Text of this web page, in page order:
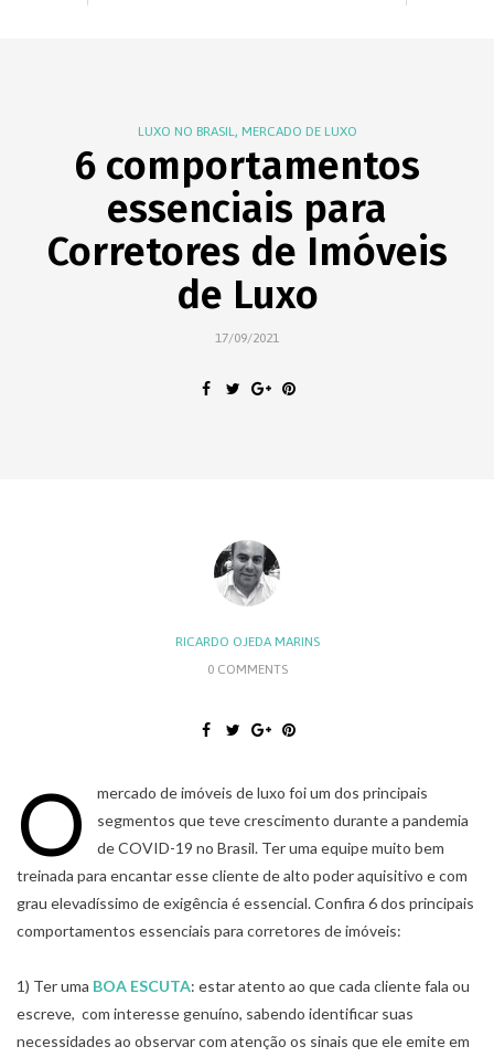
LUXO NO BRASIL , MERCADO DE LUXO
6 comportamentos
essenciais para
Corretores de Imóveis
de Luxo
17/09/2021
RICARDO OJEDA MARINS
0 COMMENTS
O
mercado de imóveis de luxo foi um dos principais
segmentos que teve crescimento durante a pandemia
de COVID-19 no Brasil. Ter uma equipe muito bem
treinada para encantar esse cliente de alto poder aquisitivo e com
grau elevadíssimo de exigência é essencial. Confira 6 dos principais
comportamentos essenciais para corretores de imóveis:
1) Ter uma BOA ESCUTA: estar atento ao que cada cliente fala ou
escreve, com interesse genuíno, sabendo identificar suas
necessidades ao observar com atenção os sinais que ele emite em